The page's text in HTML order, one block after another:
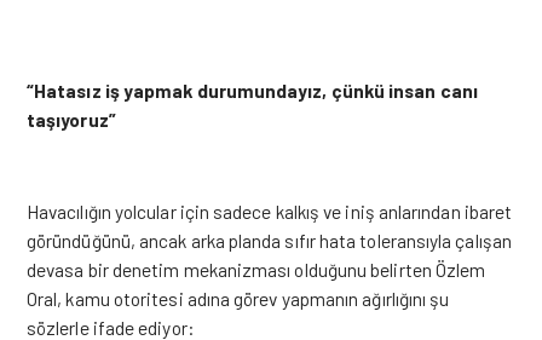
“Hatasız iş yapmak durumundayız, çünkü insan canı
taşıyoruz”
Havacılığın yolcular için sadece kalkış ve iniş anlarından ibaret
göründüğünü, ancak arka planda sıfır hata toleransıyla çalışan
devasa bir denetim mekanizması olduğunu belirten Özlem
Oral, kamu otoritesi adına görev yapmanın ağırlığını şu
sözlerle ifade ediyor: